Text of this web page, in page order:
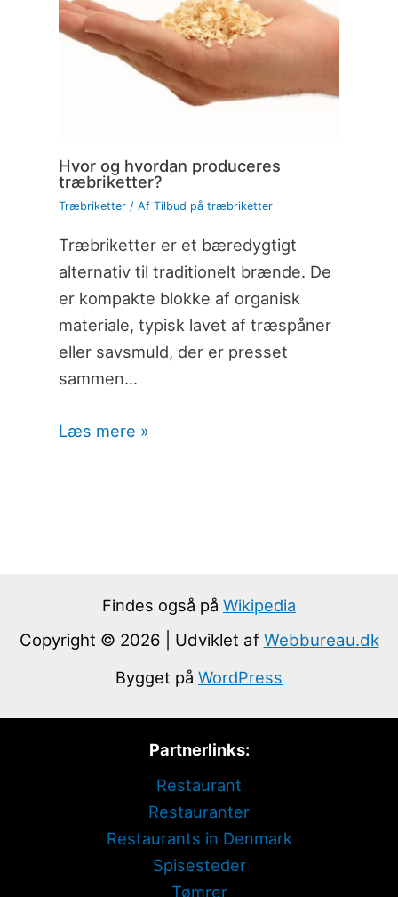
Hvor og hvordan produceres
træbriketter?
Træbriketter/ Af Tilbud på træbriketter
Træbriketter er et bæredygtigt
alternativ til traditionelt brænde. De
er kompakte blokke af organisk
materiale, typisk lavet af træspåner
eller savsmuld, der er presset
sammen…
Læs mere »
Findes også på Wikipedia
Copyright © 2026 | Udviklet af Webbureau.dk
Bygget på WordPress
Partnerlinks:
Restaurant
Restauranter
Restaurants in Denmark
Spisesteder
Tømrer